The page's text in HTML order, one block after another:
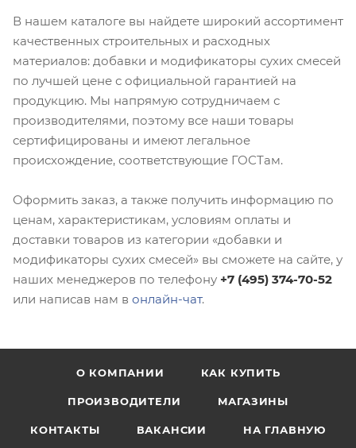
В нашем каталоге вы найдете широкий ассортимент
качественных строительных и расходных
материалов: добавки и модификаторы сухих смесей
по лучшей цене с официальной гарантией на
продукцию. Мы напрямую сотрудничаем с
производителями, поэтому все наши товары
сертифицированы и имеют легальное
происхождение, соответствующие ГОСТам.
Оформить заказ, а также получить информацию по
ценам, характеристикам, условиям оплаты и
доставки товаров из категории «добавки и
модификаторы сухих смесей» вы сможете на сайте, у
наших менеджеров по телефону +7 (495) 374-70-52
или написав нам в онлайн-чат.
О КОМПАНИИ КАК КУПИТЬ
ПРОИЗВОДИТЕЛИ МАГАЗИНЫ
КОНТАКТЫ ВАКАНСИИ НА ГЛАВНУЮ